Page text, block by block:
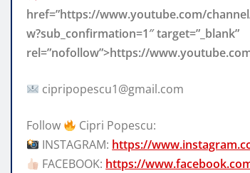
href=”https://www.youtube.com/
w?sub_confirmation=1″ target=”_blank”
rel=”nofollow”>https://
cipripopescu1@gmail.com
Follow
Cipri Popescu:
INSTAGRAM: https://
FACEBOOK: https://